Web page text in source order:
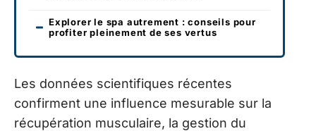
Explorer le spa autrement : conseils pour
profiter pleinement de ses vertus
Les données scientifiques récentes
confirment une influence mesurable sur la
récupération musculaire, la gestion du